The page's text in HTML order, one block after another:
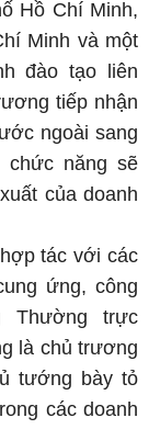
Hồ Chí Minh,
Minh và một
đào tạo liên
tiếp nhận
ngoài sang
chức năng sẽ
của doanh
tác với các
ứng, công
Thường trực
là chủ trương
tướng bày tỏ
các doanh